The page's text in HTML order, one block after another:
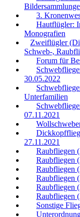
3.
Hautflügler:
Monografien
Zweiflügler
Schweb-,
Forum für
30.05.2022
Unterfamilien
07.11.2021
27.11.2021
Raubfliegen
Raubfliegen
Raubfliegen
Raubfliegen
Raubfliegen
Raubfliegen
Sonstige